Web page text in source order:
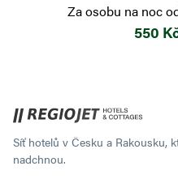
Za osobu na noc
550
Síť hotelů v Česku a Rakousku,
nadchnou.